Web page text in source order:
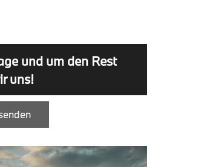
und um den Rest
uns!